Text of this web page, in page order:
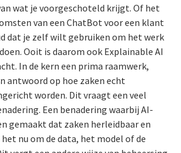
wat je voorgeschoteld krijgt. Of het
van een ChatBot voor een klant
dat je zelf wilt gebruiken om het werk
Ooit is daarom ook Explainable AI
In de kern een prima raamwerk,
antwoord op hoe zaken echt
worden. Dit vraagt een veel
Een benadering waarbij AI-
gemaakt dat zaken herleidbaar en
nu om de data, het model of de